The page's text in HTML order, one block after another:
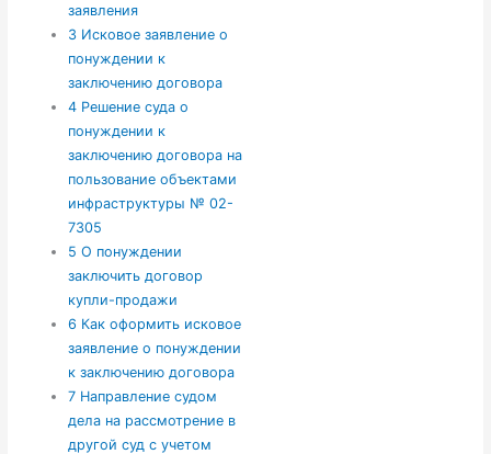
заявления
3 Исковое заявление о
понуждении к
заключению договора
4 Решение суда о
понуждении к
заключению договора на
пользование объектами
инфраструктуры № 02-
7305
5 О понуждении
заключить договор
купли-продажи
6 Как оформить исковое
заявление о понуждении
к заключению договора
7 Направление судом
дела на рассмотрение в
другой суд с учетом